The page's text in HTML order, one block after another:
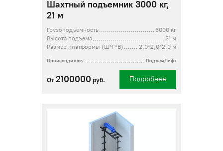
Шахтный подъемник 3000 кг,
21 м
Грузоподъемность
3000 кг
Высота подъема
21 м
Размер платформы (Ш*Г*В)
2,0*2,0*2,0 м
Производитель ПодъемЛифт
От 2100000 руб. Подробнее